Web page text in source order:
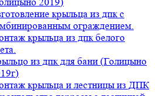
крыльца из дпк с
ограждением.
крыльца из дпк белого
из дпк для бани (Голицыно
крыльца и лестницы из ДПК